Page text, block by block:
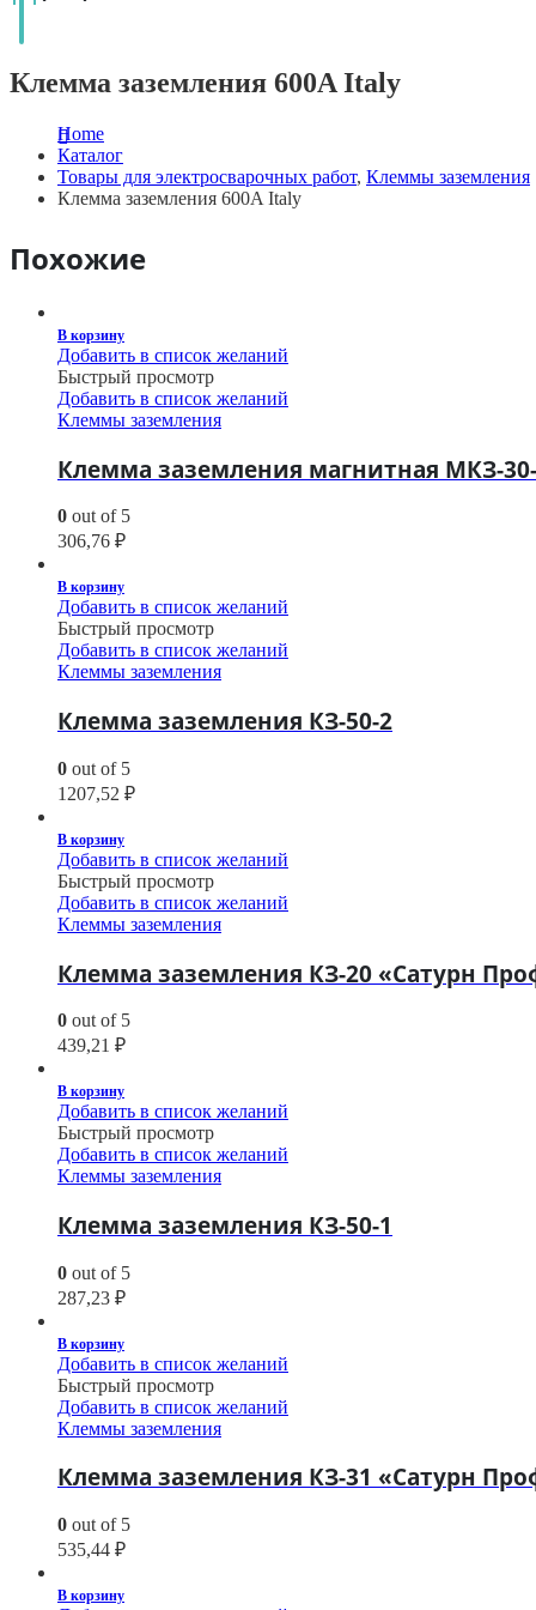
Клемма заземления 600A Italy
Home
Каталог
Товары для электросварочных работ, Клеммы заземления
Клемма заземления 600A Italy
Похожие
В корзину
Добавить в список желаний
Быстрый просмотр
Добавить в список желаний
Клеммы заземления
Клемма заземления магнитная МКЗ-
0 out of 5
306,76 ₽
В корзину
Добавить в список желаний
Быстрый просмотр
Добавить в список желаний
Клеммы заземления
Клемма заземления КЗ-50-2
0 out of 5
1207,52 ₽
В корзину
Добавить в список желаний
Быстрый просмотр
Добавить в список желаний
Клеммы заземления
Клемма заземления КЗ-20 «Сатурн
0 out of 5
439,21 ₽
В корзину
Добавить в список желаний
Быстрый просмотр
Добавить в список желаний
Клеммы заземления
Клемма заземления КЗ-50-1
0 out of 5
287,23 ₽
В корзину
Добавить в список желаний
Быстрый просмотр
Добавить в список желаний
Клеммы заземления
Клемма заземления КЗ-31 «Сатурн
0 out of 5
535,44 ₽
В корзину